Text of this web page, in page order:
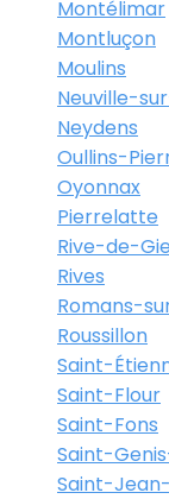
Montélimar
Montluçon
Moulins
Neuville-
Neydens
Oullins-
Oyonnax
Pierrelatte
Rive-de-
Rives
Romans-
Roussillon
Saint-
Saint-Flour
Saint-Fons
Saint-
Saint-